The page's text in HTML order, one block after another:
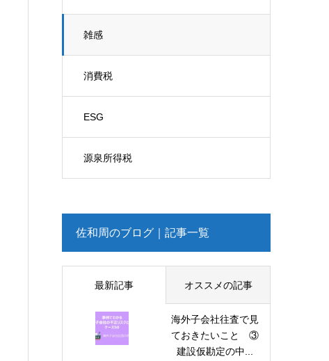
雑感
消費税
ESG
源泉所得税
佐和周のブログ｜記事一覧
最新記事 オススメの記事
海外子会社往査で見
ておきたいこと ③
建設仮勘定の中...